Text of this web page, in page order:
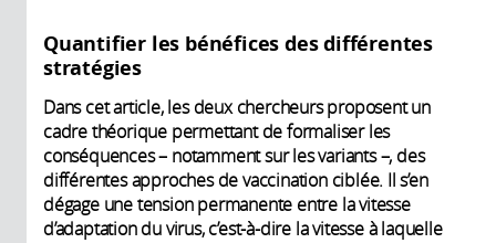
Quantifier les bénéfices des différentes
stratégies
Dans cet article, les deux chercheurs proposent un
cadre théorique permettant de formaliser les
conséquences – notamment sur les variants –, des
différentes approches de vaccination ciblée. Il s’en
dégage une tension permanente entre la vitesse
d’adaptation du virus, c’est-à-dire la vitesse à laquelle